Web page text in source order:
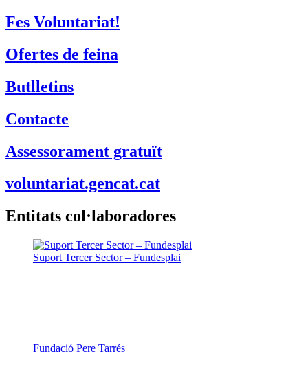
Fes Voluntariat!
Ofertes de feina
Butlletins
Contacte
Assessorament gratuït
voluntariat.gencat.cat
Entitats col·laboradores
Suport Tercer Sector – Fundesplai
Fundació Pere Tarrés